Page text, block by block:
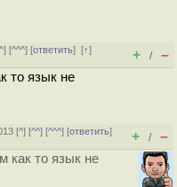
] [^^^] [ответить][↑]
+ / –
то язык не
[^] [^^] [^^^] [ответить]
+ / –
как то язык не